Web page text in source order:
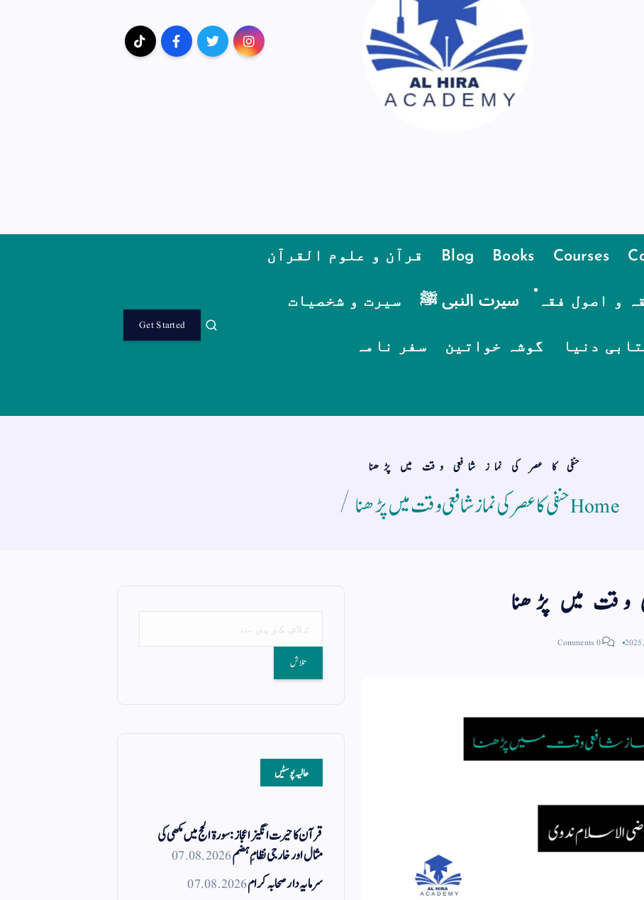
اک نسخہ کیمیا ساتھ لایا
Courses
Books
Blog قرآن و علوم القرآن
و اصول فقہ سیرت النبی ﷺ سیرت و شخصیات
دنیا گوشہ خواتین سفر نامہ
Get Started
حنفی کا عصر کی نماز شافعی وقت میں پڑھنا
Homeحنفی کا عصر کی نماز شافعی وقت میں پڑھنا
وقت میں پڑھنا
0 Comments
حالیہ پوسٹیں
قرآن کا حیرت انگیز اعجاز: سورۃ الحج میں مکھی کی
مثال اور خارجی نظامِ ہضم07.08.2026
سرمایہ دار صحابہ کرام07.08.2026